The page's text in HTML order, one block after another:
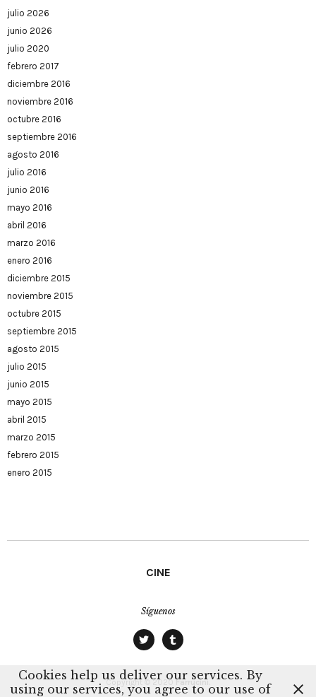
julio 2026
junio 2026
julio 2020
febrero 2017
diciembre 2016
noviembre 2016
octubre 2016
septiembre 2016
agosto 2016
julio 2016
junio 2016
mayo 2016
abril 2016
marzo 2016
enero 2016
diciembre 2015
noviembre 2015
octubre 2015
septiembre 2015
agosto 2015
julio 2015
junio 2015
mayo 2015
abril 2015
marzo 2015
febrero 2015
enero 2015
CINE
Síguenos
Copyright © 2020 Farrucini.
Cookies help us deliver our services. By
using our services, you agree to our use of